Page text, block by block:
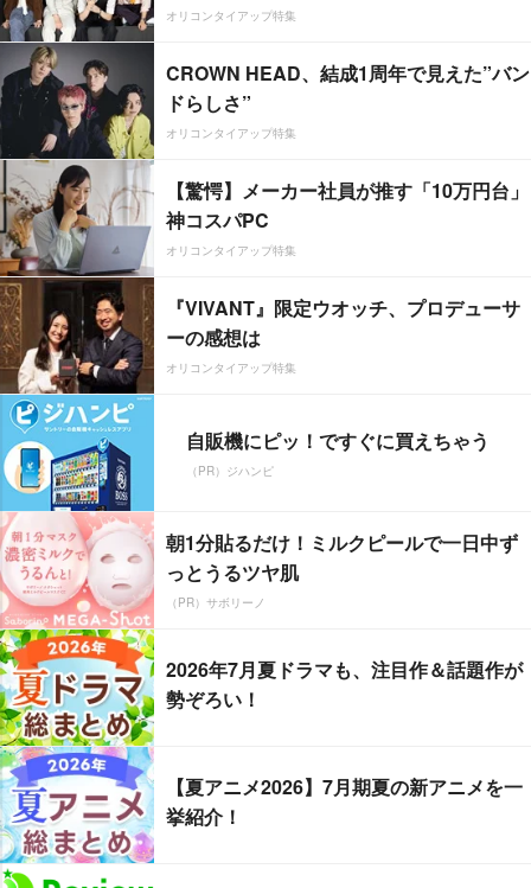
オリコンタイアップ特集
CROWN HEAD、結成1周年で見えた”バン
ドらしさ”
オリコンタイアップ特集
【驚愕】メーカー社員が推す「10万円台」
神コスパPC
オリコンタイアップ特集
『VIVANT』限定ウオッチ、プロデューサ
ーの感想は
オリコンタイアップ特集
自販機にピッ！ですぐに買えちゃう
（PR）ジハンピ
朝1分貼るだけ！ミルクピールで一日中ず
っとうるツヤ肌
（PR）サボリーノ
2026年7月夏ドラマも、注目作＆話題作が
勢ぞろい！
【夏アニメ2026】7月期夏の新アニメを一
挙紹介！